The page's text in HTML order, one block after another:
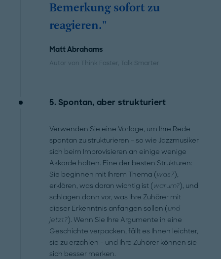
Bemerkung sofort zu
reagieren."
Matt Abrahams
Autor von Think Faster, Talk Smarter
5. Spontan, aber strukturiert
Verwenden Sie eine Vorlage, um Ihre Rede
spontan zu strukturieren – so wie Jazzmusiker
sich beim Improvisieren an einige wenige
Akkorde halten. Eine der besten Strukturen:
Sie beginnen mit Ihrem Thema (was?),
erklären, was daran wichtig ist (warum?), und
schlagen dann vor, was Ihre Zuhörer mit
dieser Erkenntnis anfangen sollen (und
jetzt?). Wenn Sie Ihre Argumente in eine
Geschichte verpacken, fällt es Ihnen leichter,
sie zu erzählen – und Ihre Zuhörer können sie
sich besser merken.